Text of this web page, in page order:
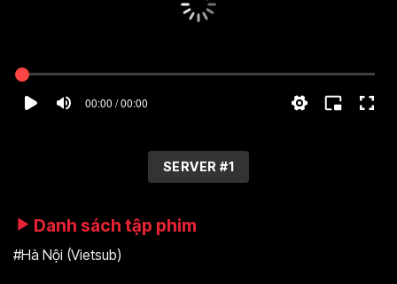
00:00 / 00:00
SERVER #1
Danh sách tập phim
#Hà Nội (Vietsub)